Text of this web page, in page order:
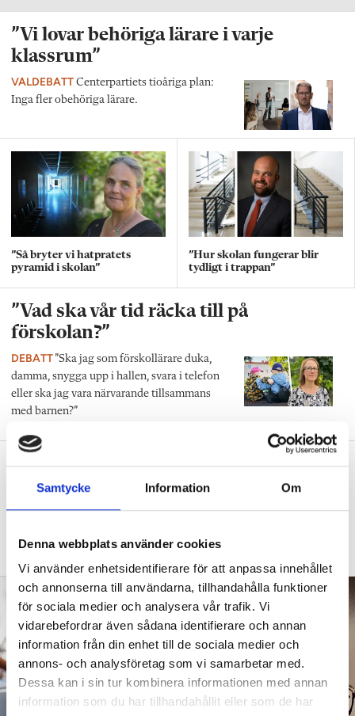
Samtycke Information Om
Denna webbplats använder cookies
Vi använder enhetsidentifierare för att anpassa innehållet
och annonserna till användarna, tillhandahålla funktioner
för sociala medier och analysera vår trafik. Vi
vidarebefordrar även sådana identifierare och annan
information från din enhet till de sociala medier och
annons- och analysföretag som vi samarbetar med.
Dessa kan i sin tur kombinera informationen med annan
information som du har tillhandahållit eller som de har
”Vi lovar behöriga lärare i varje
klassrum”
VALDEBATT Centerpartiets tioåriga plan:
Inga fler obehöriga lärare.
”Så bryter vi hatpratets
pyramid i skolan”
”Hur skolan fungerar blir
tydligt i trappan”
”Vad ska vår tid räcka till på
förskolan?”
DEBATT”Ska jag som förskollärare duka,
damma, snygga upp i hallen, svara i telefon
eller ska jag vara närvarande tillsammans
med barnen?”
”Vad säger det om skolan när allt fler
barn behöver anpassas?”
DEBATT”Frågan är hur skolan kan ge plats åt
anpassas till skolan”.